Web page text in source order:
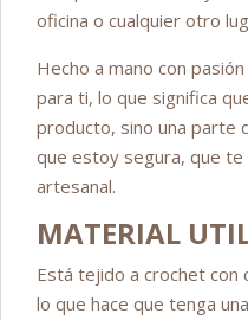
oficina o cualquier otro
Hecho a mano con
para ti, lo que significa
producto, sino una parte
que estoy segura, que
artesanal.
MATERIAL
Está tejido a crochet con
lo que hace que tenga